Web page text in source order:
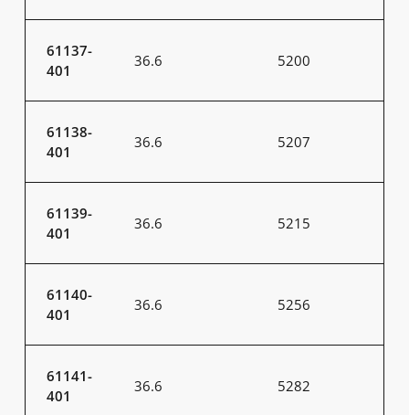
61137-
401
36.6 5200
61138-
401
36.6 5207
61139-
401
36.6 5215
61140-
401
36.6 5256
61141-
401
36.6 5282